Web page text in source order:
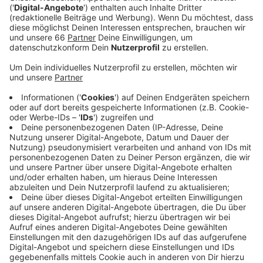
Veröffentlicht:Freitag, 30.08.2024 01:44
Anzeige
Comedy
Atze Schröders Kaltstart 24: "Tschüss
August"